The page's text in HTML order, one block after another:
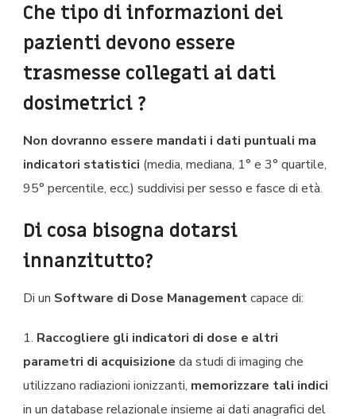
Che tipo di informazioni dei
pazienti devono essere
trasmesse collegati ai dati
dosimetrici ?
Non dovranno essere mandati i dati puntuali ma
indicatori statistici (media, mediana, 1° e 3° quartile,
95° percentile, ecc.) suddivisi per sesso e fasce di età.
Di cosa bisogna dotarsi
innanzitutto?
Di un Software di Dose Managementcapace di:
1. Raccogliere gli indicatori di dose e altri
parametri di acquisizione da studi di imaging che
utilizzano radiazioni ionizzanti, memorizzare tali indici
in un database relazionale insieme ai dati anagrafici del